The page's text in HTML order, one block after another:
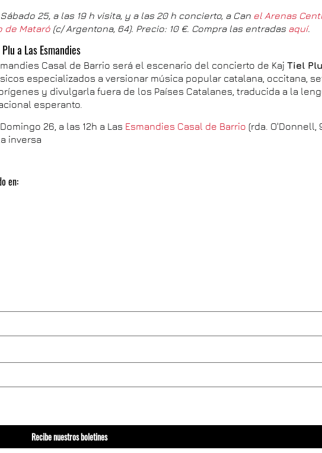
25, a las 19 h visita, y a las 20 h concierto, a Can el Arenas
de Mataró (c/ Argentona, 64). Precio: 10 €. Compra las entradas aquí.
a Las Esmandies
Casal de Barrio será el escenario del concierto de KajTiel Plu
especializados a versionar música popular catalana, occitana,
y divulgarla fuera de los Países Catalanes, traducida a la
esperanto.
26, a las 12h a Las Esmandies Casal de Barrio (rda. O'Donnell,
inversa
en:
Recibe nuestros boletines